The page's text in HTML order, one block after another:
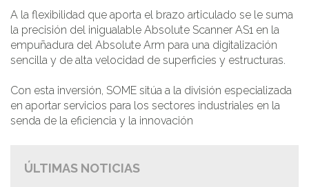
A la flexibilidad que aporta el brazo articulado se le suma
la precisión del inigualable Absolute Scanner AS1 en la
empuñadura del Absolute Arm para una digitalización
sencilla y de alta velocidad de superficies y estructuras.
Con esta inversión, SOME sitúa a la división especializada
en aportar servicios para los sectores industriales en la
senda de la eficiencia y la innovación
ÚLTIMAS NOTICIAS